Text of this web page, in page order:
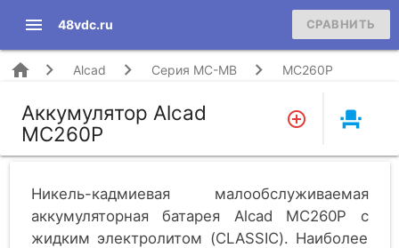
menu 48vdc.ru СРАВНИТЬ
home Alcad Серия MC-MB MC260P
Аккумулятор Alcad
MC260P
event_seat
Никель-кадмиевая малообслуживаемая
аккумуляторная батарея Alcad MC260P c
жидким электролитом (CLASSIC). Наиболее